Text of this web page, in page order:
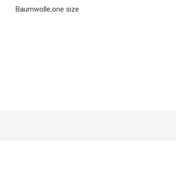
Baumwolle,one size